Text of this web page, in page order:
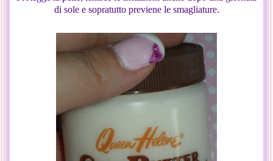
di sole e sopratutto previene le smagliature.